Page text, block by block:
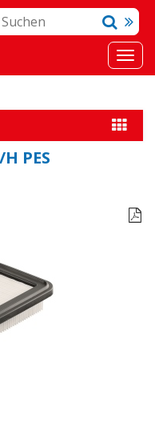
PES
